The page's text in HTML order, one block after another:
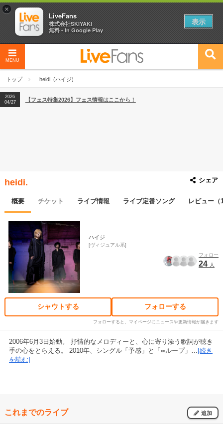
MENU
トップ heidi. (ハイジ)
2026
04/27
2026
【ライブ動員ランキング】2026年上半期編発表！
2026
04/27
【フェス特集2026】フェス情報はここから！
heidi. シェア
概要 チケット ライブ情報 ライブ定番ソング レビュー（
ハイジ
ヴィジュアル系
フォロー
24 人
シャウトする フォローする
フォローすると、マイページにニュースや更新情報が届きます
2006年6月3日始動。 抒情的なメロディーと、心に寄り添う歌詞が聴き
手の心をとらえる。 2010年、シングル「予感」と「∞ループ」… [続き
を読む]
これまでのライブ 追加
×
LiveFans
株式会社SKIYAKI
無料 - In Google Play
表示